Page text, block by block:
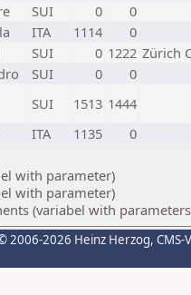
SUI 0
0
ITA 1114
0
SUI 0 1222 Zürich
SUI 0
0
SUI 1513 1444
ITA 1135
0
with parameter)
with parameter)
(variabel with
2006-2026 Heinz Herzog,